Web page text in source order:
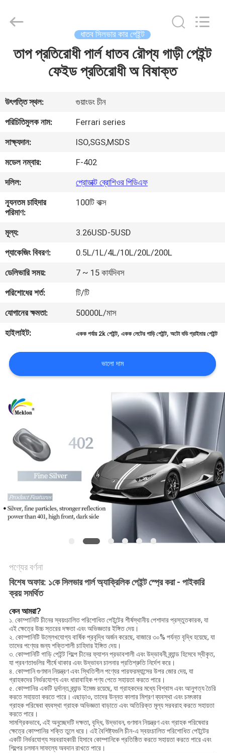
বাড়ি
ভিডিও
আমাদের
সম্পর্কে
কারখানা
ভ্রমণ
মান
নিয়ন্ত্রণ
আমাদের
সাথে
যোগাযোগ
করুন
উদ্ধৃতির
জন্য
আবেদন
সাইট
ম্যাপ
Technology
Reserved.
ধাতব সিলভার কার পেইন্ট
তাপ প্রতিরোধী পার্ল ধাতব রৌপ্য গাড়ী পেইন্ট
ফেইড প্রতিরোধী অ বিষাক্ত
উৎপত্তি স্থল:
গুয়াংডং চীন
পরিচিতিমুলক নাম:
Ferrari series
সাক্ষ্যদান:
ISO,SGS,MSDS
মডেল নম্বার:
F-402
দলিল:
প্রোডাক্ট ব্রোশিওর পিডিএফ
ন্যূনতম চাহিদার
পরিমাণ:
100টি বাক্স
মূল্য:
3.26USD-5USD
প্যাকেজিং বিবরণ:
0.5L/1L/4L/10L/20L/200L
ডেলিভারি সময়:
7 ~ 15 কার্যদিবস
পরিশোধের শর্ত:
টি/টি
যোগানের ক্ষমতা:
50000L/মাস
হাইলাইট:
একক পর্যায় 2k পেইন্ট,একক লেটের গাড়ি পেইন্ট,অটো বডি প্রাইমার পেইন্ট
ভালো দাম
পণ্যের বর্ণনা
বিশেষ অফার: ১কে সিলভার পার্ল অ্যাক্রিলিক পেইন্ট স্প্রে করা - পাইকারি
ক্রয় সমর্থিত
কেন আমরা?
১. কোম্পানিটি চীনের স্বয়ংচালিত পরিশোধিত পেইন্টের শীর্ষস্থানীয় পেশাদার প্রস্তুতকারক, যা
এই ক্ষেত্রে উচ্চ স্তরের দক্ষতা এবং অভিজ্ঞতার ইঙ্গিত দেয়।
২. কোম্পানিটি উল্লেখযোগ্য বার্ষিক প্রবৃদ্ধি অর্জন করেছে, বাজারে ৩০% পর্যন্ত বৃদ্ধি হয়েছে, যা
তাদের পণ্যের জন্য শক্তিশালী চাহিদার ইঙ্গিত দেয়।
৩. কোম্পানিটি গাড়ি পেইন্ট শিল্পে চীনের ফ্যাশন প্রভাবশালী এবং উদ্ভাবনী ব্র্যান্ড হিসেবে স্বীকৃত,
যা প্রবণতাগুলির শীর্ষে থাকার এবং উদ্ভাবন চালনার প্রতিশ্রুতি নির্দেশ করে।
৪. কোম্পানি গুণমান নিয়ন্ত্রণ এবং স্থিতিশীল পণ্যের পারফরম্যান্সের উপর জোর দেয়, যা
গ্রাহকদের নির্ভরযোগ্য এবং ধারাবাহিক পণ্য পেতে সহায়তা করতে পারে।
৫. কোম্পানির একটি দুর্দান্ত ব্র্যান্ড ইমেজ রয়েছে, যা গ্রাহকদের মধ্যে বিশ্বাস এবং আনুগত্য তৈরি
করতে সহায়তা করতে পারে। এছাড়াও, তাদের উন্নত কালার মিশ্রণ ব্যবস্থা এবং চমৎকার
গ্রাহক পরিষেবা ব্যবস্থা গ্রাহক অভিজ্ঞতা বাড়াতে এবং অতিরিক্ত মূল্য সরবরাহ করতে সহায়তা
করতে পারে।
সামগ্রিকভাবে, এই অনুচ্ছেদটি দক্ষতা, বৃদ্ধি, উদ্ভাবন, গুণমান নিয়ন্ত্রণ এবং গ্রাহক পরিষেবার
ক্ষেত্রে কোম্পানির শক্তি তুলে ধরে। এই বৈশিষ্ট্যগুলি চীন-এ স্বয়ংচালিত পরিশোধিত পেইন্টের
একটি নির্ভরযোগ্য সরবরাহকারী হিসাবে কোম্পানিকে প্রতিষ্ঠিত করতে সহায়তা করতে পারে এবং
শিল্পের চলমান সাফল্যে অবদান রাখতে পারে।